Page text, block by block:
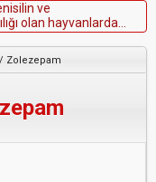
nisi in ve
ı ığı o an hayvan arda
Zolezepam